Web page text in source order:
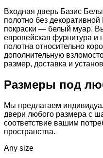
Входная дверь Базис
полотно без
покраски — белый муар.
европейская фурнитура
полотна относительно
дополнительную
размер, доставка и
Размеры под
Мы предлагаем
двери любого размера с
соответствие вашим
пространства.
Any size